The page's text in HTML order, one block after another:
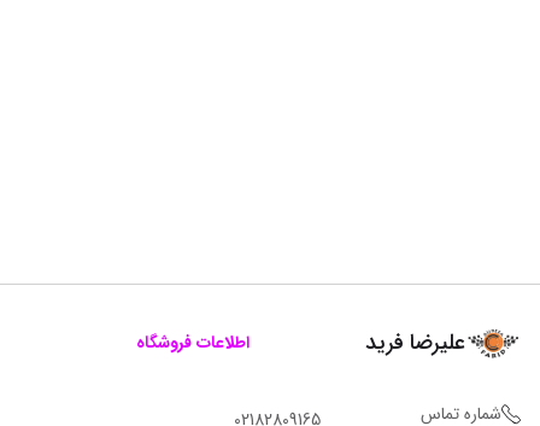
علیرضا فرید اطلاعات فروشگاه
شماره تماس 02182809165